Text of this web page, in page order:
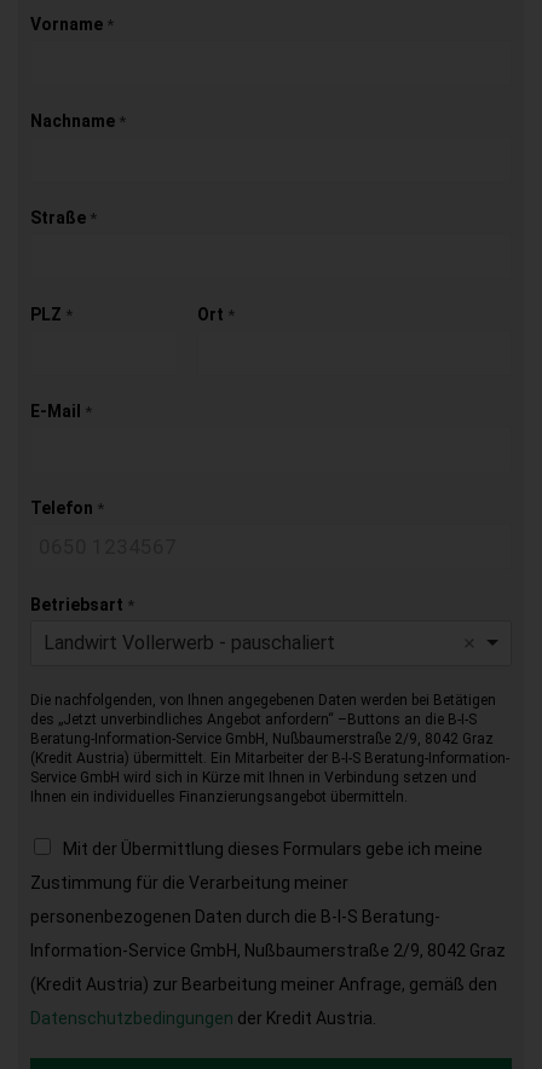
Vorname *
Nachname *
Straße *
PLZ * Ort *
E-Mail *
Telefon *
Betriebsart *
Landwirt Vollerwerb - pauschaliert
Die nachfolgenden, von Ihnen angegebenen Daten werden bei Betätigen
des „Jetzt unverbindliches Angebot anfordern“ –Buttons an die B-I-S
Beratung-Information-Service GmbH, Nußbaumerstraße 2/9, 8042 Graz
(Kredit Austria) übermittelt. Ein Mitarbeiter der B-I-S Beratung-Information-
Service GmbH wird sich in Kürze mit Ihnen in Verbindung setzen und
Ihnen ein individuelles Finanzierungsangebot übermitteln.
Mit der Übermittlung dieses Formulars gebe ich meine
Zustimmung für die Verarbeitung meiner
personenbezogenen Daten durch die B-I-S Beratung-
Information-Service GmbH, Nußbaumerstraße 2/9, 8042 Graz
(Kredit Austria) zur Bearbeitung meiner Anfrage, gemäß den
Datenschutzbedingungen der Kredit Austria.